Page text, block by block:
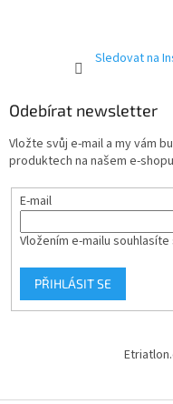
Sledovat na
Odebírat newsletter
Vložte svůj e-mail a my vám
produktech na našem e-
E-mail
Vložením e-mailu souhlasíte
PŘIHLÁSIT SE